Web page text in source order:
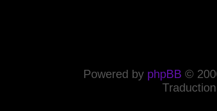
Powered by phpBB ©